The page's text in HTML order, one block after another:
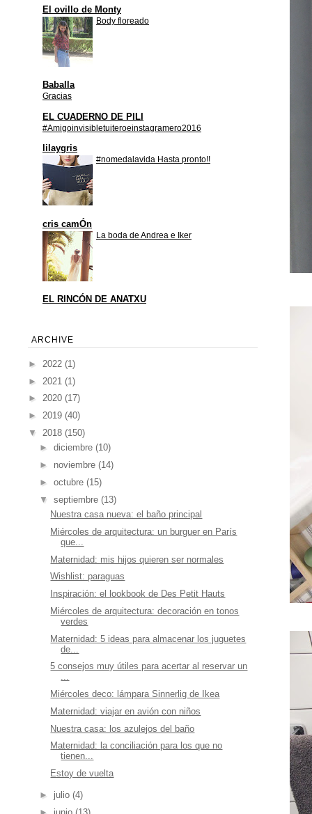
El ovillo de Monty
Body floreado
Baballa
Gracias
EL CUADERNO DE PILI
#Amigoinvisibletuiteroeinstagramero2016
lilaygris
#nomedalavida Hasta pronto!!
cris camÓn
La boda de Andrea e Iker
EL RINCÓN DE ANATXU
ARCHIVE
► 2022 (1)
► 2021 (1)
► 2020 (17)
► 2019 (40)
▼ 2018 (150)
► diciembre (10)
► noviembre (14)
► octubre (15)
▼ septiembre (13)
Nuestra casa nueva: el baño principal
Miércoles de arquitectura: un burguer en París
que...
Maternidad: mis hijos quieren ser normales
Wishlist: paraguas
Inspiración: el lookbook de Des Petit Hauts
Miércoles de arquitectura: decoración en tonos
verdes
Maternidad: 5 ideas para almacenar los juguetes
de...
5 consejos muy útiles para acertar al reservar un
...
Miércoles deco: lámpara Sinnerlig de Ikea
Maternidad: viajar en avión con niños
Nuestra casa: los azulejos del baño
Maternidad: la conciliación para los que no
tienen...
Estoy de vuelta
► julio (4)